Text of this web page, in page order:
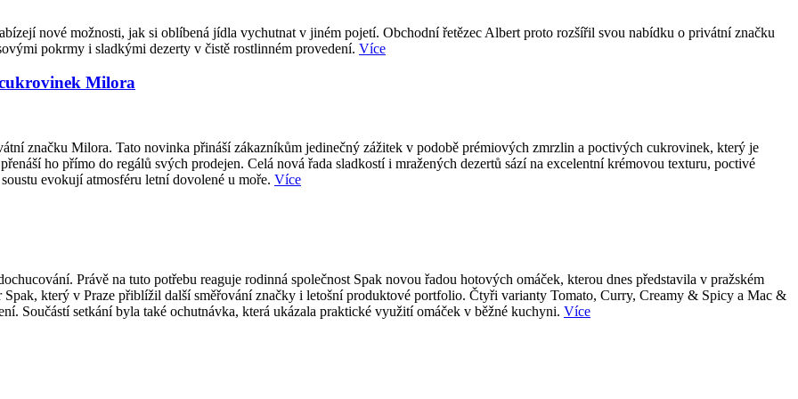
nové možnosti, jak si oblíbená jídla vychutnat v jiném pojetí. Obchodní řetězec Albert proto rozšířil svou nabídku o privátní značku
pokrmy i sladkými dezerty v čistě rostlinném provedení. Více
Milora
značku Milora. Tato novinka přináší zákazníkům jedinečný zážitek v podobě prémiových zmrzlin a poctivých cukrovinek, který je
ho přímo do regálů svých prodejen. Celá nová řada sladkostí i mražených dezertů sází na excelentní krémovou texturu, poctivé
evokují atmosféru letní dovolené u moře. Více
Právě na tuto potřebu reaguje rodinná společnost Spak novou řadou hotových omáček, kterou dnes představila v pražském
který v Praze přiblížil další směřování značky i letošní produktové portfolio. Čtyři varianty Tomato, Curry, Creamy & Spicy a Mac &
Součástí setkání byla také ochutnávka, která ukázala praktické využití omáček v běžné kuchyni. Více